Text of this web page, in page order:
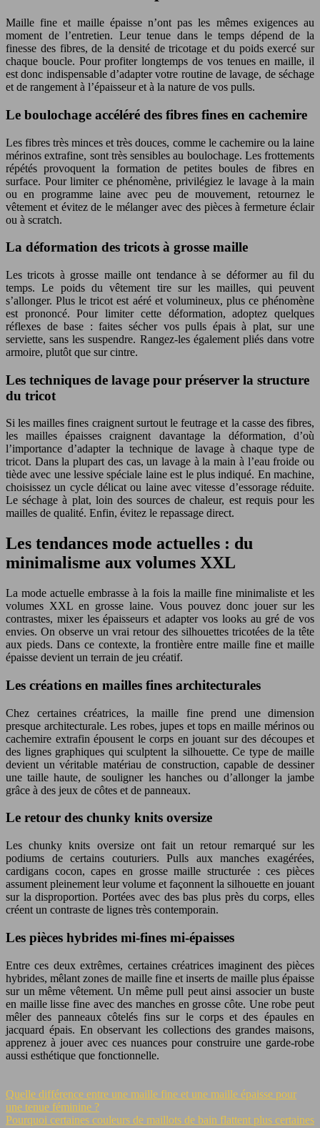
Maille fine et maille épaisse n’ont pas les mêmes exigences au
moment de l’entretien. Leur tenue dans le temps dépend de la
finesse des fibres, de la densité de tricotage et du poids exercé sur
chaque boucle. Pour profiter longtemps de vos tenues en maille, il
est donc indispensable d’adapter votre routine de lavage, de séchage
et de rangement à l’épaisseur et à la nature de vos pulls.
Le boulochage accéléré des fibres fines en cachemire
Les fibres très minces et très douces, comme le cachemire ou la laine
mérinos extrafine, sont très sensibles au boulochage. Les frottements
répétés provoquent la formation de petites boules de fibres en
surface. Pour limiter ce phénomène, privilégiez le lavage à la main
ou en programme laine avec peu de mouvement, retournez le
vêtement et évitez de le mélanger avec des pièces à fermeture éclair
ou à scratch.
La déformation des tricots à grosse maille
Les tricots à grosse maille ont tendance à se déformer au fil du
temps. Le poids du vêtement tire sur les mailles, qui peuvent
s’allonger. Plus le tricot est aéré et volumineux, plus ce phénomène
est prononcé. Pour limiter cette déformation, adoptez quelques
réflexes de base : faites sécher vos pulls épais à plat, sur une
serviette, sans les suspendre. Rangez-les également pliés dans votre
armoire, plutôt que sur cintre.
Les techniques de lavage pour préserver la structure
du tricot
Si les mailles fines craignent surtout le feutrage et la casse des fibres,
les mailles épaisses craignent davantage la déformation, d’où
l’importance d’adapter la technique de lavage à chaque type de
tricot. Dans la plupart des cas, un lavage à la main à l’eau froide ou
tiède avec une lessive spéciale laine est le plus indiqué. En machine,
choisissez un cycle délicat ou laine avec vitesse d’essorage réduite.
Le séchage à plat, loin des sources de chaleur, est requis pour les
mailles de qualité. Enfin, évitez le repassage direct.
Les tendances mode actuelles : du
minimalisme aux volumes XXL
La mode actuelle embrasse à la fois la maille fine minimaliste et les
volumes XXL en grosse laine. Vous pouvez donc jouer sur les
contrastes, mixer les épaisseurs et adapter vos looks au gré de vos
envies. On observe un vrai retour des silhouettes tricotées de la tête
aux pieds. Dans ce contexte, la frontière entre maille fine et maille
épaisse devient un terrain de jeu créatif.
Les créations en mailles fines architecturales
Chez certaines créatrices, la maille fine prend une dimension
presque architecturale. Les robes, jupes et tops en maille mérinos ou
cachemire extrafin épousent le corps en jouant sur des découpes et
des lignes graphiques qui sculptent la silhouette. Ce type de maille
devient un véritable matériau de construction, capable de dessiner
une taille haute, de souligner les hanches ou d’allonger la jambe
grâce à des jeux de côtes et de panneaux.
Le retour des chunky knits oversize
Les chunky knits oversize ont fait un retour remarqué sur les
podiums de certains couturiers. Pulls aux manches exagérées,
cardigans cocon, capes en grosse maille structurée : ces pièces
assument pleinement leur volume et façonnent la silhouette en jouant
sur la disproportion. Portées avec des bas plus près du corps, elles
créent un contraste de lignes très contemporain.
Les pièces hybrides mi-fines mi-épaisses
Entre ces deux extrêmes, certaines créatrices imaginent des pièces
hybrides, mêlant zones de maille fine et inserts de maille plus épaisse
sur un même vêtement. Un même pull peut ainsi associer un buste
en maille lisse fine avec des manches en grosse côte. Une robe peut
mêler des panneaux côtelés fins sur le corps et des épaules en
jacquard épais. En observant les collections des grandes maisons,
apprenez à jouer avec ces nuances pour construire une garde-robe
aussi esthétique que fonctionnelle.
Quelle différence entre une maille fine et une maille épaisse pour
une tenue féminine ?
Pourquoi certaines couleurs de maillots de bain flattent plus certaines